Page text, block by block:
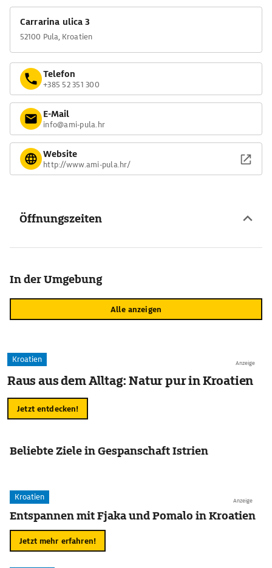
Carrarina ulica 3
52100 Pula, Kroatien
Telefon
+385 52 351 300
E-Mail
info@ami-pula.hr
Website
http://www.ami-pula.hr/
Öffnungszeiten
In der Umgebung
Alle anzeigen
Anzeige
Kroatien
Raus aus dem Alltag: Natur pur in Kroatien
Jetzt entdecken!
Beliebte Ziele in Gespanschaft Istrien
Anzeige
Kroatien
Entspannen mit Fjaka und Pomalo in Kroatien
Jetzt mehr erfahren!